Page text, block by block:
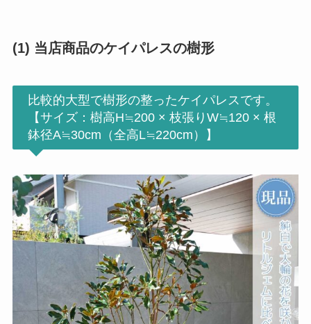
(1) 当店商品のケイパレスの樹形
比較的大型で樹形の整ったケイパレスです。
【サイズ：樹高H≒200 × 枝張りW≒120 × 根
鉢径A≒30cm（全高L≒220cm）】